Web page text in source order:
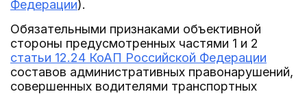
Федерации).
Обязательными признаками объективной
стороны предусмотренных частями 1 и 2
статьи 12.24 КоАП Российской Федерации
составов административных правонарушений,
совершенных водителями транспортных